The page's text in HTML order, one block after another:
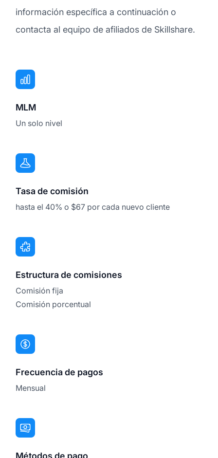
información específica a continuación o
contacta al equipo de afiliados de Skillshare.
MLM
Un solo nivel
Tasa de comisión
hasta el 40% o $67 por cada nuevo cliente
Estructura de comisiones
Comisión fija
Comisión porcentual
Frecuencia de pagos
Mensual
Métodos de pago